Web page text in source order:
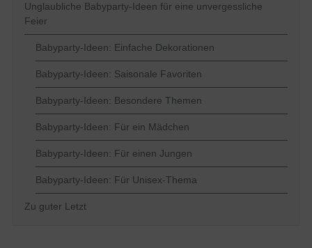
Unglaubliche Babyparty-Ideen für eine unvergessliche
Feier
Babyparty-Ideen: Einfache Dekorationen
Babyparty-Ideen: Saisonale Favoriten
Babyparty-Ideen: Besondere Themen
Babyparty-Ideen: Für ein Mädchen
Babyparty-Ideen: Für einen Jungen
Babyparty-Ideen: Für Unisex-Thema
Zu guter Letzt